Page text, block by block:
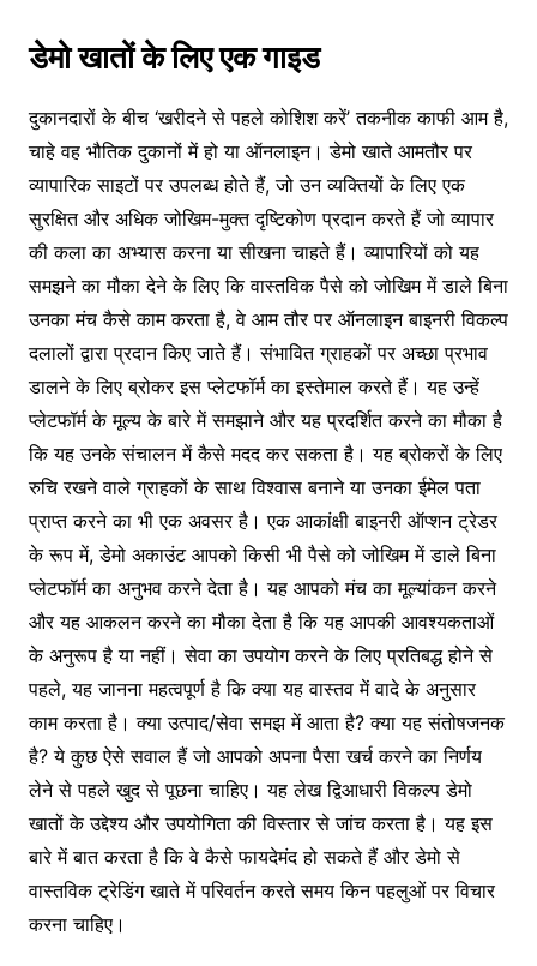
डेमो खातों के लिए एक गाइड
दुकानदारों के बीच ‘खरीदने से पहले कोशिश करें’ तकनीक काफी आम है,
चाहे वह भौतिक दुकानों में हो या ऑनलाइन। डेमो खाते आमतौर पर
व्यापारिक साइटों पर उपलब्ध होते हैं, जो उन व्यक्तियों के लिए एक
सुरक्षित और अधिक जोखिम-मुक्त दृष्टिकोण प्रदान करते हैं जो व्यापार
की कला का अभ्यास करना या सीखना चाहते हैं। व्यापारियों को यह
समझने का मौका देने के लिए कि वास्तविक पैसे को जोखिम में डाले बिना
उनका मंच कैसे काम करता है, वे आम तौर पर ऑनलाइन बाइनरी विकल्प
दलालों द्वारा प्रदान किए जाते हैं। संभावित ग्राहकों पर अच्छा प्रभाव
डालने के लिए ब्रोकर इस प्लेटफॉर्म का इस्तेमाल करते हैं। यह उन्हें
प्लेटफॉर्म के मूल्य के बारे में समझाने और यह प्रदर्शित करने का मौका है
कि यह उनके संचालन में कैसे मदद कर सकता है। यह ब्रोकरों के लिए
रुचि रखने वाले ग्राहकों के साथ विश्वास बनाने या उनका ईमेल पता
प्राप्त करने का भी एक अवसर है। एक आकांक्षी बाइनरी ऑप्शन ट्रेडर
के रूप में, डेमो अकाउंट आपको किसी भी पैसे को जोखिम में डाले बिना
प्लेटफॉर्म का अनुभव करने देता है। यह आपको मंच का मूल्यांकन करने
और यह आकलन करने का मौका देता है कि यह आपकी आवश्यकताओं
के अनुरूप है या नहीं। सेवा का उपयोग करने के लिए प्रतिबद्ध होने से
पहले, यह जानना महत्वपूर्ण है कि क्या यह वास्तव में वादे के अनुसार
काम करता है। क्या उत्पाद/सेवा समझ में आता है? क्या यह संतोषजनक
है? ये कुछ ऐसे सवाल हैं जो आपको अपना पैसा खर्च करने का निर्णय
लेने से पहले खुद से पूछना चाहिए। यह लेख द्विआधारी विकल्प डेमो
खातों के उद्देश्य और उपयोगिता की विस्तार से जांच करता है। यह इस
बारे में बात करता है कि वे कैसे फायदेमंद हो सकते हैं और डेमो से
वास्तविक ट्रेडिंग खाते में परिवर्तन करते समय किन पहलुओं पर विचार
करना चाहिए।